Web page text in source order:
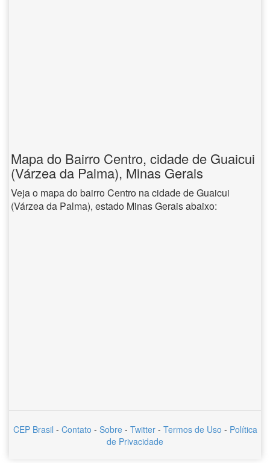
Mapa do Bairro Centro, cidade de Guaicui
(Várzea da Palma), Minas Gerais
Veja o mapa do bairro Centro na cidade de Guaicui
(Várzea da Palma), estado Minas Gerais abaixo:
CEP Brasil - Contato - Sobre - Twitter - Termos de Uso - Política
de Privacidade